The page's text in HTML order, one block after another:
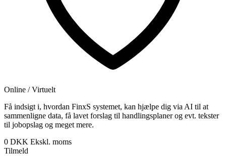
Online / Virtuelt
Få indsigt i, hvordan FinxS systemet, kan hjælpe dig via AI til at
sammenligne data, få lavet forslag til handlingsplaner og evt. tekster
til jobopslag og meget mere.
0 DKK Ekskl. moms
Tilmeld